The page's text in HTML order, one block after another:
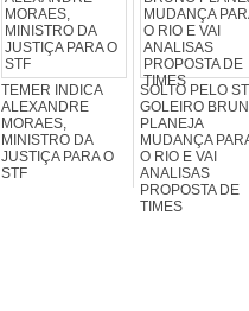
TEMER INDICA
ALEXANDRE
MORAES,
MINISTRO DA
JUSTIÇA PARA O
STF
SOLTO PELO
GOLEIRO
PLANEJA
MUDANÇA
O RIO E VAI
ANALISAS
PROPOSTA DE
TIMES